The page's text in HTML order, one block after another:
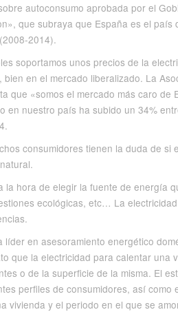
autoconsumo aprobada por el
que subraya que España es el país
2014).
soportamos unos precios de la
en el mercado liberalizado. La
que «somos el mercado más caro de
en nuestro país ha subido un 34%
consumidores tienen la duda de si
la hora de elegir la fuente de energía
ecológicas, etc… La
en asesoramiento energético
que la electricidad para calentar una
o de la superficie de la misma. El
perfiles de consumidores, así como
vivienda y el periodo en el que se